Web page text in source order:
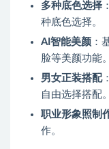
多种底色选择
种底色选择。
AI智能美颜 ：
脸等美颜功能。
男女正装搭配
自由选择搭配。
职业形象照制
作。